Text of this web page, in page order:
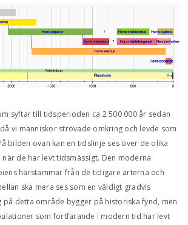
syftar till tidsperioden ca 2 500 000 år sedan
vi människor strövade omkring och levde som
bilden ovan kan en tidslinje ses över de olika
de har levt tidsmässigt. Den moderna
härstammar från de tidigare arterna och
ska mera ses som en väldigt gradvis
på detta område bygger på historiska fynd, men
som fortfarande i modern tid har levt